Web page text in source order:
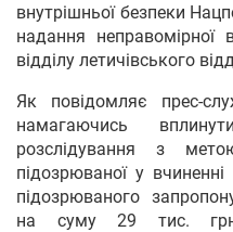
внутрішньої безпеки
надання неправомірної
відділу летичівського
Як повідомляє прес-
намагаючись
розслідування з
підозрюваної у
підозрюваного
на суму 29 тис.